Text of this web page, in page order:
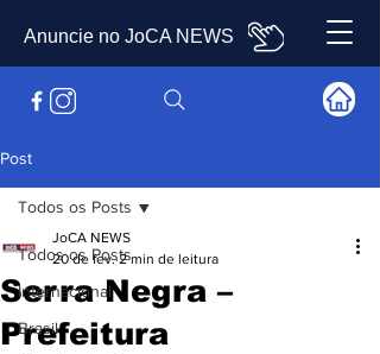
Anuncie no JoCA NEWS
Post
Todos os Posts
Internacional
Brasil
Todos os Posts
Serra Negra –
Prefeitura
JoCA NEWS
20 de fev. 2 min de leitura